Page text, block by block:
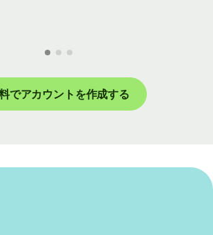
でアカウントを作成する